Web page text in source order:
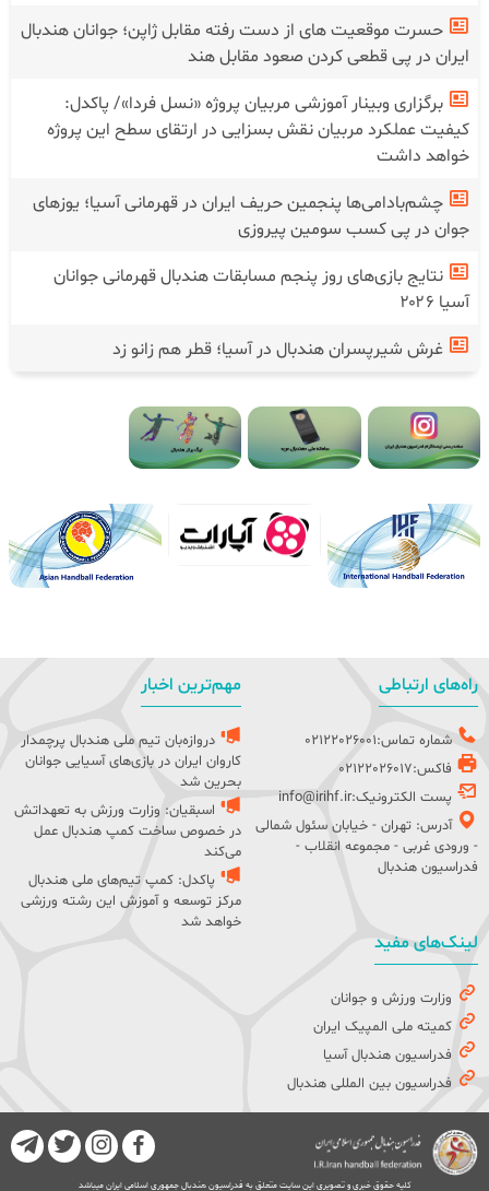
حسرت موقعیت های از دست رفته مقابل ژاپن؛ جوانان هندبال
ایران در پی قطعی کردن صعود مقابل هند
برگزاری وبینار آموزشی مربیان پروژه «نسل فردا»/ پاکدل:
کیفیت عملکرد مربیان نقش بسزایی در ارتقای سطح این پروژه
خواهد داشت
چشم‌بادامی‌ها پنجمین حریف ایران در قهرمانی آسیا؛ یوز‌های
جوان در پی کسب سومین پیروزی
نتایج بازی‌های روز پنجم مسابقات هندبال قهرمانی جوانان
آسیا ۲۰۲۶
غرش شیرپسران هندبال در آسیا؛ قطر هم زانو زد
راه‌های ارتباطی
شماره تماس:02122026001
فاکس:02122026017
پست الکترونیک:info@irihf.ir
آدرس: تهران - خیابان سئول شمالی
- ورودی غربی - مجموعه انقلاب -
فدراسیون هندبال
مهم‌ترین اخبار
دروازه‌بان تیم ملی هندبال پرچمدار
کاروان ایران در بازی‌های آسیایی جوانان
بحرین شد
اسبقیان: وزارت ورزش به تعهداتش
در خصوص ساخت کمپ هندبال عمل
می‌کند
پاکدل: کمپ تیم‌های ملی هندبال
مرکز توسعه و آموزش این رشته ورزشی
خواهد شد
لینک‌های مفید
وزارت ورزش و جوانان
کمیته ملی المپیک ایران
فدراسیون هندبال آسیا
فدراسیون بین المللی هندبال
کلیه حقوق خبری و تصویری این سایت متعلق به فدراسیون هندبال جمهوری اسلامی ایران میباشد